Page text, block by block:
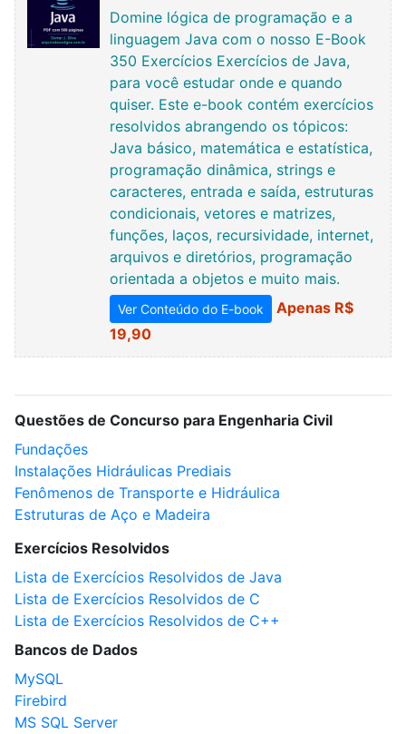
Domine lógica de programação e a
linguagem Java com o nosso E-Book
350 Exercícios Exercícios de Java,
para você estudar onde e quando
quiser. Este e-book contém exercícios
resolvidos abrangendo os tópicos:
Java básico, matemática e estatística,
programação dinâmica, strings e
caracteres, entrada e saída, estruturas
condicionais, vetores e matrizes,
funções, laços, recursividade, internet,
arquivos e diretórios, programação
orientada a objetos e muito mais.
Ver Conteúdo do E-book
Apenas R$
19,90
Questões de Concurso para Engenharia Civil
Fundações
Instalações Hidráulicas Prediais
Fenômenos de Transporte e Hidráulica
Estruturas de Aço e Madeira
Exercícios Resolvidos
Lista de Exercícios Resolvidos de Java
Lista de Exercícios Resolvidos de C
Lista de Exercícios Resolvidos de C++
Bancos de Dados
MySQL
Firebird
MS SQL Server